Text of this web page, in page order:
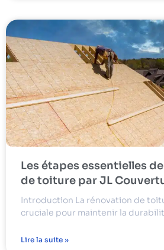
Les étapes essentielles
de toiture par JL
Introduction La rénovation de
cruciale pour maintenir la
Lire la suite »